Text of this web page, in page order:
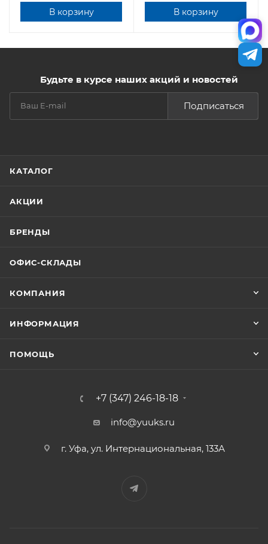
В корзину В корзину
Будьте в курсе наших акций и новостей
Подписаться
КАТАЛОГ
АКЦИИ
БРЕНДЫ
ОФИС-СКЛАДЫ
КОМПАНИЯ
ИНФОРМАЦИЯ
ПОМОЩЬ
+7 (347) 246-18-18
info@yuuks.ru
г. Уфа, ул. Интернациональная, 133А